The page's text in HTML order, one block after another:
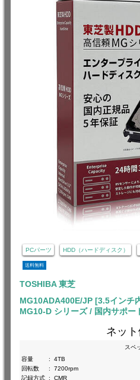
PCパーツ HDD（ハードディスク）
送料無料
TOSHIBA 東芝
MG10ADA400E/JP [3.5インチ
MG10-D シリーズ / 国内サポー
ネット
スペ
容量
:
4TB
回転数
:
7200rpm
記録方式 : CMR